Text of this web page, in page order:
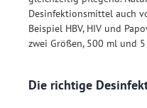
Desinfektionsmittel auch
Beispiel HBV, HIV und
zwei Größen, 500 ml und
Die richtige